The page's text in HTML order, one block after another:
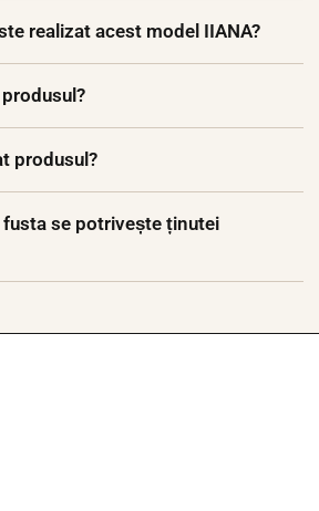
realizat acest model IIANA?
produsul?
se potrivește ținutei